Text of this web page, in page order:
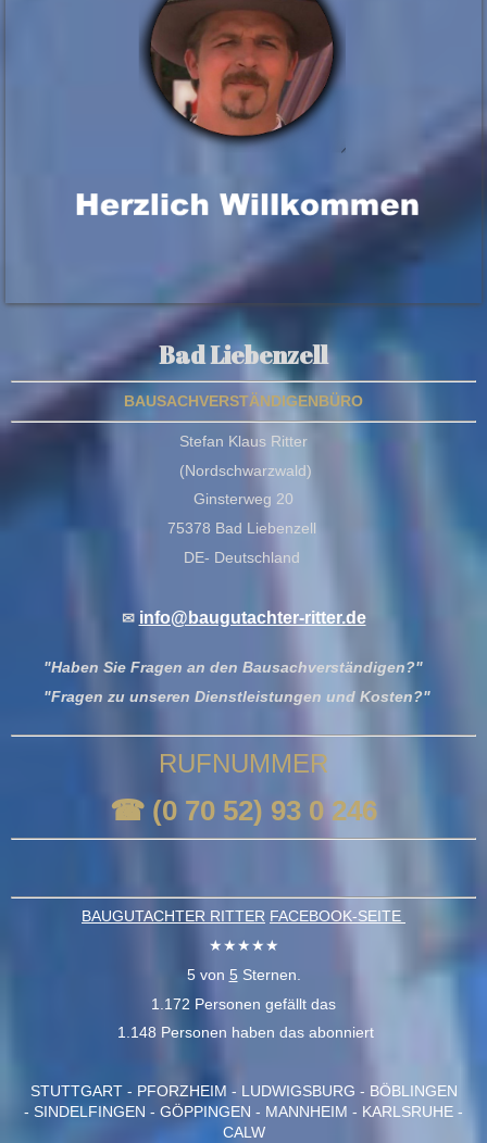
Bad Liebenzell
BAUSACHVERSTÄNDIGENBÜRO
Stefan Klaus Ritter
(Nordschwarzwald)
Ginsterweg 20
75378 Bad Liebenzell
DE- Deutschland
✉ info@baugutachter-ritter.de
"Haben Sie Fragen an den Bausachverständigen?"
"Fragen zu unseren Dienstleistungen und Kosten?"
RUFNUMMER
☎ (0 70 52) 93 0 246
BAUGUTACHTER RITTER FACEBOOK-SEITE
★★★★★
5 von 5 Sternen.
1.172 Personen gefällt das
1.148 Personen haben das abonniert
STUTTGART - PFORZHEIM - LUDWIGSBURG - BÖBLINGEN
- SINDELFINGEN - GÖPPINGEN - MANNHEIM - KARLSRUHE -
CALW